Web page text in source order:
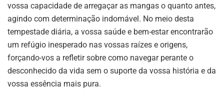
vossa capacidade de arregaçar as mangas o quanto antes,
agindo com determinação indomável. No meio desta
tempestade diária, a vossa saúde e bem-estar encontrarão
um refúgio inesperado nas vossas raízes e origens,
forçando-vos a refletir sobre como navegar perante o
desconhecido da vida sem o suporte da vossa história e da
vossa essência mais pura.